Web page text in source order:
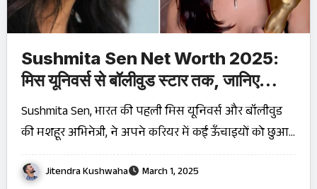
Sushmita Sen Net Worth 2025:
मिस यूनिवर्स से बॉलीवुड स्टार तक, जानिए
उनकी ₹100 करोड़ संपत्ति का राज़!
Sushmita Sen, भारत की पहली मिस यूनिवर्स और बॉलीवुड
की मशहूर अभिनेत्री, ने अपने करियर में कई ऊँचाइयों को छुआ…
Jitendra Kushwaha March 1, 2025